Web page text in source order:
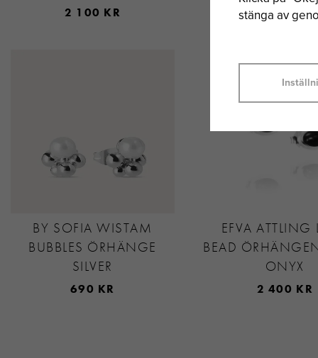
2 100 KR 1 500 KR
BY SOFIA WISTAM
BUBBLES ÖRHÄNGE
SILVER
690 KR
EFVA ATTLING
BEAD
ONYX
2 400 KR
stänga av